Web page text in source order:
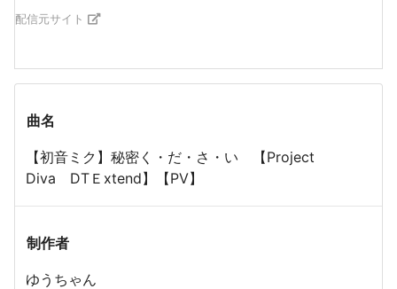
配信元サイト
曲名
【初音ミク】秘密く・だ・さ・い 【Project
Diva DTＥxtend】【PV】
制作者
ゆうちゃん